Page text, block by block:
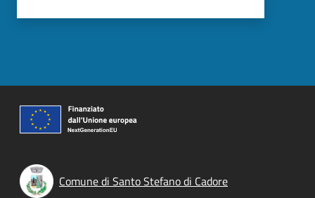
Comune di Santo Stefano di Cadore